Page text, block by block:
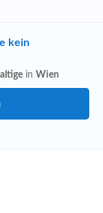
kein
in Wien